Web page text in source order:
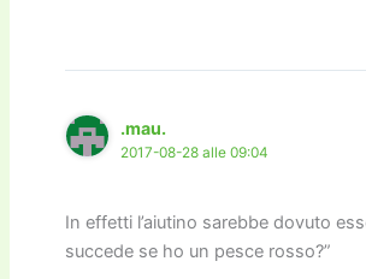
.mau.
2017-08-28 alle 09:04
In effetti l’aiutino sarebbe dovuto
succede se ho un pesce rosso?”